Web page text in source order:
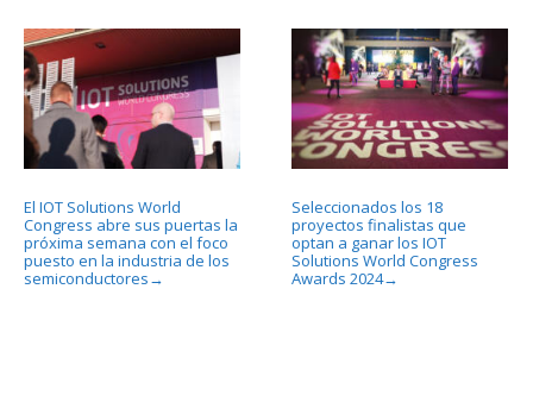
El IOT Solutions World
Congress abre sus puertas la
próxima semana con el foco
puesto en la industria de los
semiconductores →
Seleccionados los 18
proyectos finalistas que
optan a ganar los IOT
Solutions World Congress
Awards 2024→